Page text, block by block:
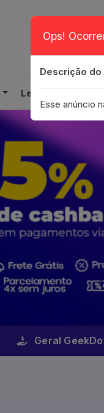
Leilão
Geral
Ops!
Descrição
Esse anúncio